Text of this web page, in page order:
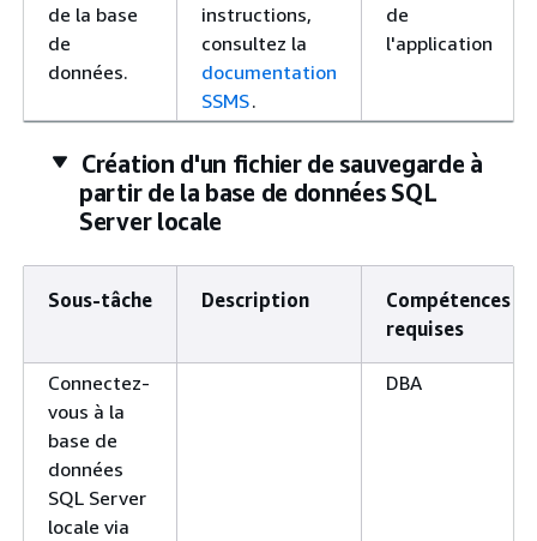
de la base
de
données.
instructions,
consultez la
documentation
SSMS.
de
l'application
Création d'un fichier de sauvegarde à
partir de la base de données SQL
Server locale
Sous-tâche Description
Compétences
requises
Connectez-
vous à la
base de
données
SQL Server
locale via
DBA